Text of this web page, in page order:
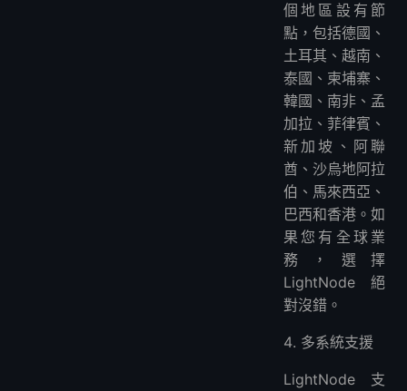
個地區設有節
點，包括德國、
土耳其、越南、
泰國、柬埔寨、
韓國、南非、孟
加拉、菲律賓、
新加坡、阿聯
酋、沙烏地阿拉
伯、馬來西亞、
巴西和香港。如
果您有全球業
務，選擇
LightNode 絕
對沒錯。
多系統支援
LightNode 支